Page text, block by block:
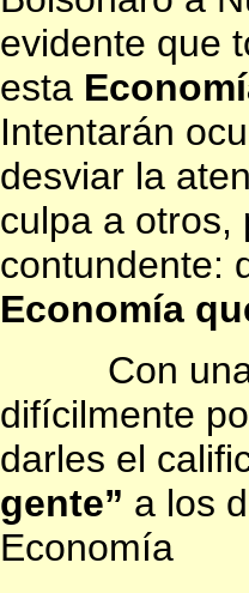
evidente que
esta
Intentarán
desviar la
culpa a otros,
contundente:
Economía
Con
difícilmente
darles el
gente” a los
Economía